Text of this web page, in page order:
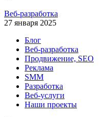
Веб-разработка
27 января 2025
Блог
Веб-разработка
Продвижение, SEO
Реклама
SMM
Разработка
Веб-услуги
Наши проекты